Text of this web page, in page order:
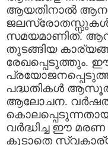
ആയതിനാല്‍
ജലസ്രോതസ്സുകള്‍
സമയമാണിത്.
തുടങ്ങിയ
രേഖപ്പെടുത്തും.
പദ്ധതികള്‍
ആലോചന.
വര്‍ദ്ധിച്ച ഈ
കൂടാതെ